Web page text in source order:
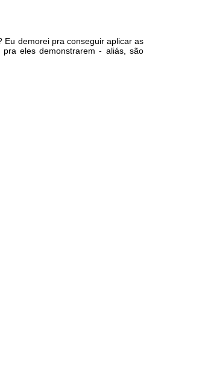
Eu demorei pra conseguir aplicar as
eles demonstrarem - aliás, são